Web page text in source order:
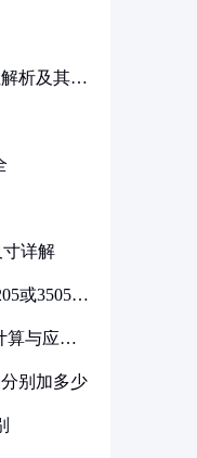
析及其在
寸详解
或3505代
算与应用
别加多少